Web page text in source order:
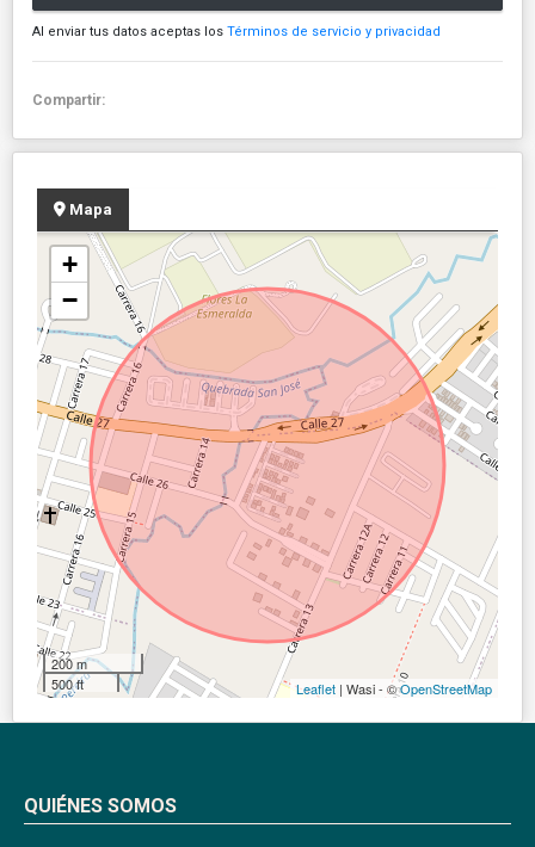
Al enviar tus datos aceptas los Términos de servicio y privacidad
Compartir:
Mapa
+
−
200 m
500 ft
Leaflet | Wasi - ©OpenStreetMap
QUIÉNES SOMOS